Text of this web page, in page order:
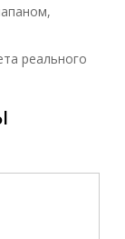
реального